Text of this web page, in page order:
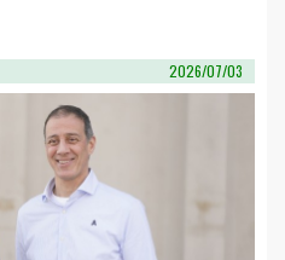
2026/07/03